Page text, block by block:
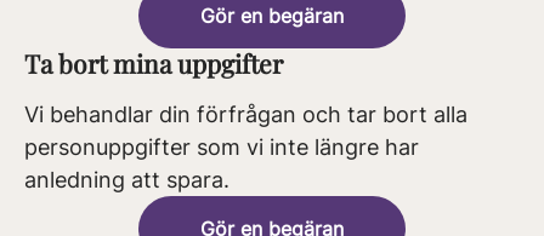
Gör en begäran
Ta bort mina uppgifter
Vi behandlar din förfrågan och tar bort alla
personuppgifter som vi inte längre har
anledning att spara.
Gör en begäran